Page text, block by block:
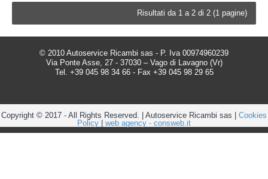
Risultati da 1 a 2 di 2 (1 pagine)
© 2010 Autoservice Ricambi sas - P. Iva 00974960239
Via Ponte Asse, 27 - 37030 – Vago di Lavagno (Vr)
Tel. +39 045 98 34 66 - Fax +39 045 98 29 65
Copyright © 2017 - All Rights Reserved. | Autoservice Ricambi sas | Cookies
Policy
web agency - consweb.it